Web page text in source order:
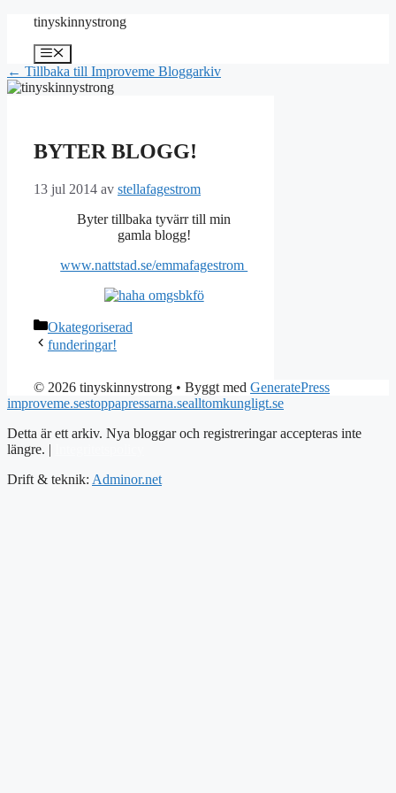
Hoppa
innehåll
tinyskinnystrong
Meny
← Tillbaka till Improveme Bloggarkiv
BYTER BLOGG!
13 jul 2014 av stellafagestrom
Byter tillbaka tyvärr till min
gamla blogg!
www.nattstad.se/emmafagestrom
Kategorier
Okategoriserad
funderingar!
© 2026 tinyskinnystrong • Byggt med GeneratePress
improveme.sestoppapressarna.sealltomkungligt.se
Detta är ett arkiv. Nya bloggar och registreringar accepteras inte
längre. |
Drift & teknik: Adminor.net